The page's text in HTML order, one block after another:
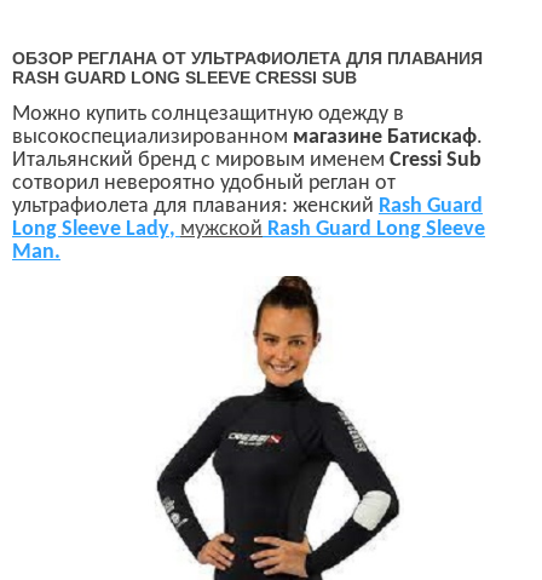
ОБЗОР РЕГЛАНА ОТ УЛЬТРАФИОЛЕТА ДЛЯ ПЛАВАНИЯ
RASH GUARD LONG SLEEVE CRESSI SUB
Можно купить солнцезащитную одежду в
высокоспециализированном магазине Батискаф.
Итальянский бренд с мировым именем Cressi Sub
сотворил невероятно удобный реглан от
ультрафиолета для плавания: женский Rash Guard
Long Sleeve Lady, мужской Rash Guard Long Sleeve
Man.